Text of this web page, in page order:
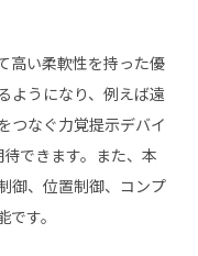
高い柔軟性を持った優
ようになり、例えば遠
つなぐ力覚提示デバイ
できます。また、本
御、位置制御、コンプ
す。